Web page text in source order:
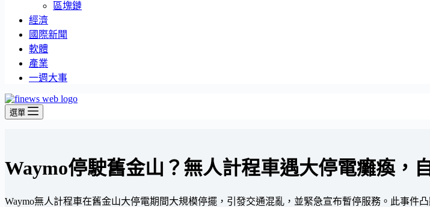
區塊鏈
經濟
國際新聞
軟體
產業
一週大事
選單
Waymo停駛舊金山？無人計程車遇大停電癱瘓，
Waymo無人計程車在舊金山大停電期間大規模停擺，引發交通混亂，並緊急宣布暫停服務。此事